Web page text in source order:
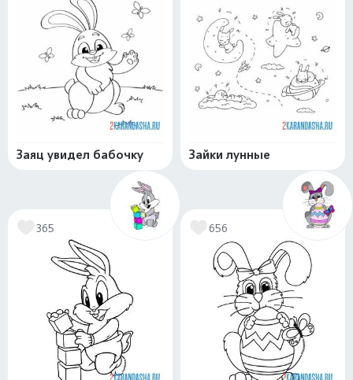
Заяц увидел бабочку Зайки лунные
365 656